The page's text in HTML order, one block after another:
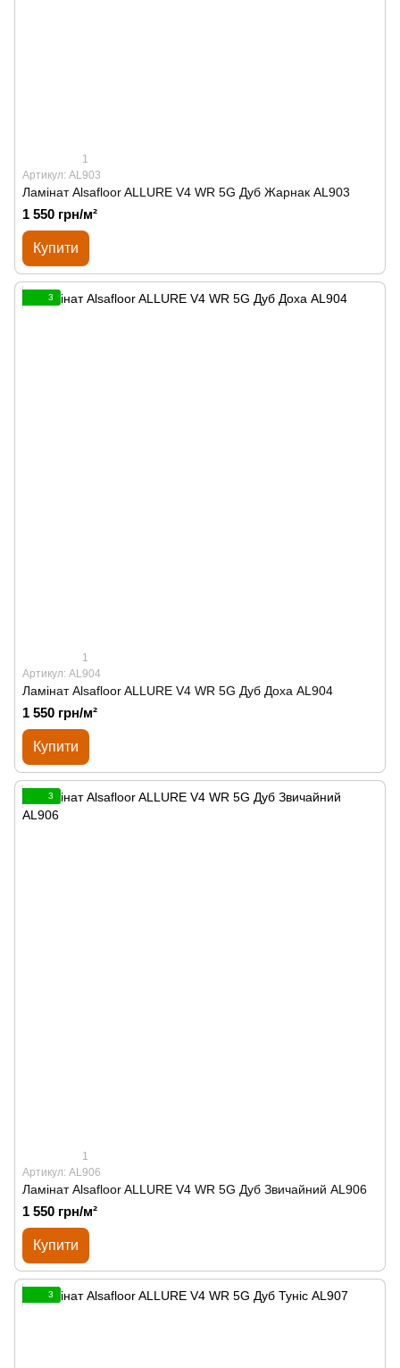
1
Артикул: AL903
Ламінат Alsafloor ALLURE V4 WR 5G Дуб Жарнак AL903
1 550 грн/м²
Купити
3
1
Артикул: AL904
Ламінат Alsafloor ALLURE V4 WR 5G Дуб Доха AL904
1 550 грн/м²
Купити
3
1
Артикул: AL906
Ламінат Alsafloor ALLURE V4 WR 5G Дуб Звичайний AL906
1 550 грн/м²
Купити
3